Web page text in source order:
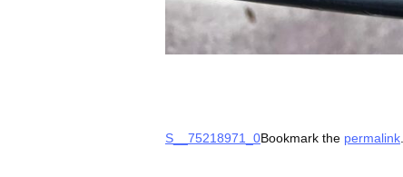
S__75218971_0Bookmark the permalink